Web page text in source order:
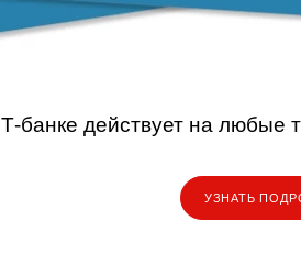
Т-банке действует на любые
УЗНАТЬ